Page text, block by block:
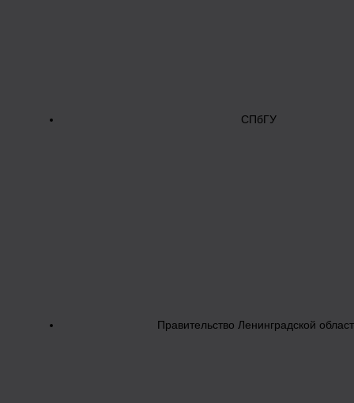
СПбГУ
Правительство Ленинградской